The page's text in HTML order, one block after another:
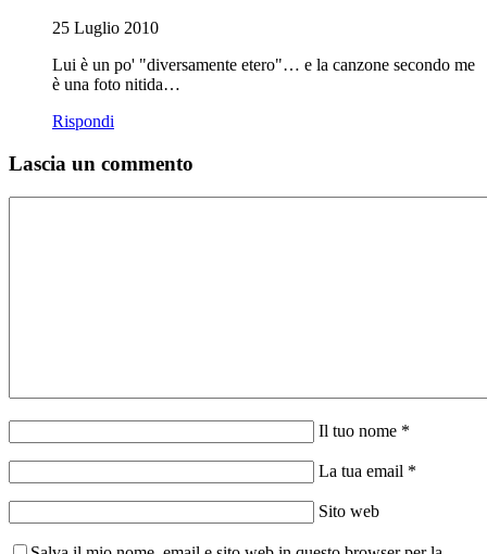
25 Luglio 2010
Lui è un po' "diversamente etero"… e la canzone secondo me
è una foto nitida…
Rispondi
Lascia un commento
Il tuo nome *
La tua email *
Sito web